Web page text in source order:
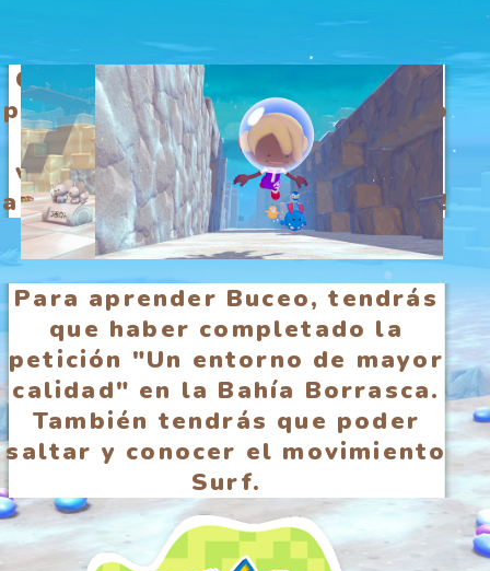
Cuando aprenda Buceo, ¡Ditto
podrá moverse libremente bajo
el agua! Explora los
vecindarios como nunca hasta
ahora: ¡desde el fondo del mar!
Para aprender Buceo, tendrás
que haber completado la
petición "Un entorno de mayor
calidad" en la Bahía Borrasca.
También tendrás que poder
saltar y conocer el movimiento
Surf.